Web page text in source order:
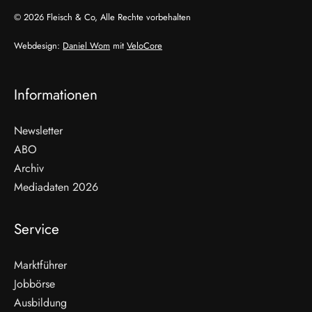
© 2026 Fleisch & Co, Alle Rechte vorbehalten
Webdesign: Daniel Wom mit VeloCore
Informationen
Newsletter
ABO
Archiv
Mediadaten 2026
Service
Marktführer
Jobbörse
Ausbildung